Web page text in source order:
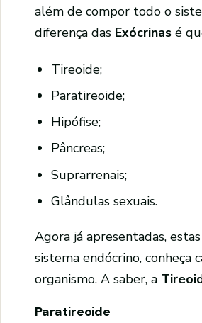
além de compor todo o
diferença das Exócrinas é
Tireoide;
Paratireoide;
Hipófise;
Pâncreas;
Suprarrenais;
Glândulas sexuais.
Agora já apresentadas,
sistema endócrino, conheça
organismo. A saber, a
Paratireoide